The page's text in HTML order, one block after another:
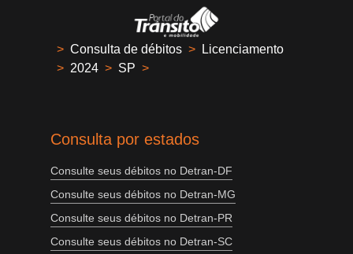
> Consulta de débitos >
Licenciamento
> 2024 > SP >
Consulta por estados
Consulte seus débitos no Detran-DF
Consulte seus débitos no Detran-MG
Consulte seus débitos no Detran-PR
Consulte seus débitos no Detran-SC